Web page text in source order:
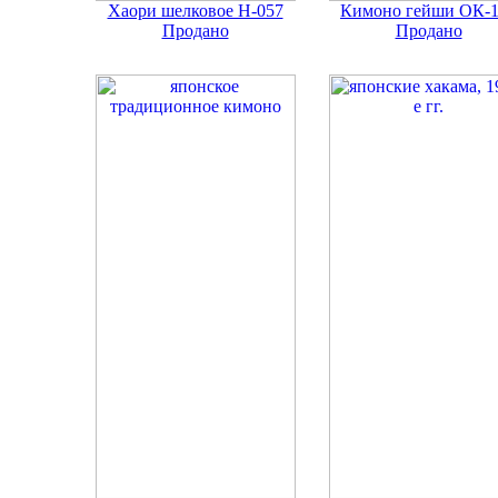
Хаори шелковое Н-057
Продано
Кимоно гейши ОК-
Продано